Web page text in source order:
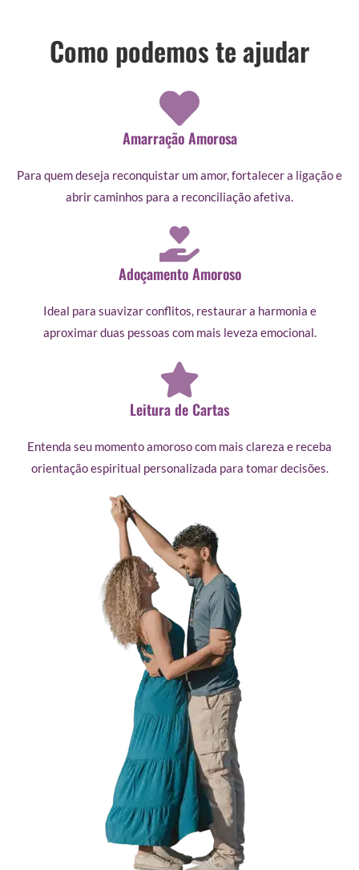
Como podemos te ajudar
Amarração Amorosa
Para quem deseja reconquistar um amor, fortalecer a ligação e
abrir caminhos para a reconciliação afetiva.
Adoçamento Amoroso
Ideal para suavizar conflitos, restaurar a harmonia e
aproximar duas pessoas com mais leveza emocional.
Leitura de Cartas
Entenda seu momento amoroso com mais clareza e receba
orientação espiritual personalizada para tomar decisões.